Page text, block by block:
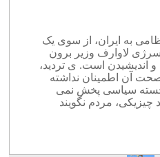
به ایران، از سوی یک
سرژی لاوارف وزیر برون
اندیشیدن است. ی تردید،
آن اطمینان نداشته
سیاسی پخش نمی
چیزیکی، مردم نگویند